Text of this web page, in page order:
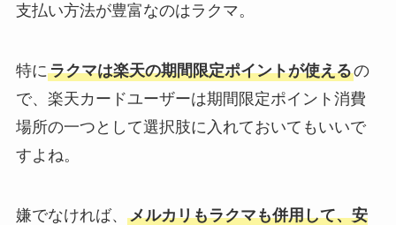
支払い方法が豊富なのはラクマ。
特にラクマは楽天の期間限定ポイントが使えるの
で、楽天カードユーザーは期間限定ポイント消費
場所の一つとして選択肢に入れておいてもいいで
すよね。
嫌でなければ、 メルカリもラクマも併用して、安